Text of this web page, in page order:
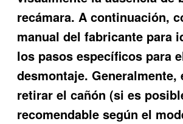
recámara. A continuación,
manual del fabricante para
los pasos específicos para
desmontaje.
retirar el cañón (si es
recomendable según el